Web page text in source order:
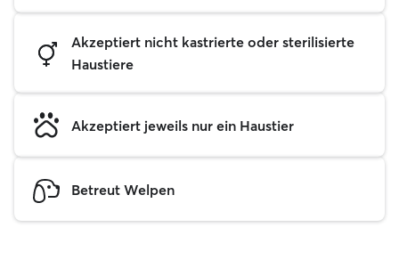
Akzeptiert nicht kastrierte oder sterilisierte
Haustiere
Akzeptiert jeweils nur ein Haustier
Betreut Welpen